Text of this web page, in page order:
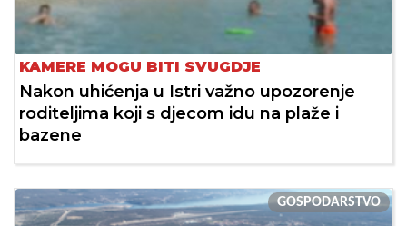
KAMERE MOGU BITI SVUGDJE
Nakon uhićenja u Istri važno upozorenje
roditeljima koji s djecom idu na plaže i
bazene
GOSPODARSTVO